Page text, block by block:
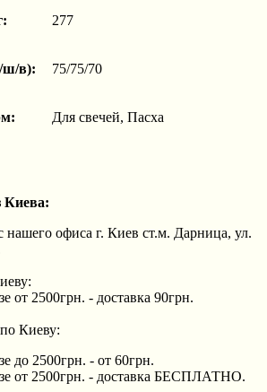
277
ш/в): 75/75/70
Для свечей, Пасха
Киева:
офиса г. Киев ст.м. Дарница, ул.
от 2500грн. - доставка 90грн.
Киеву:
до 2500грн. - от 60грн.
от 2500грн. - доставка БЕСПЛАТНО.